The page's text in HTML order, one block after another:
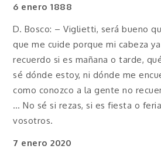
6 enero 1888
D. Bosco: – Viglietti, será bueno
que me cuide porque mi cabeza
recuerdo si es mañana o tarde,
sé dónde estoy, ni dónde me
como conozco a la gente no
… No sé si rezas, si es fiesta o
vosotros.
7 enero 2020